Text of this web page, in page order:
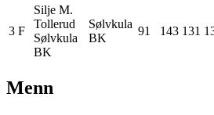
3 F
Silje M.
Tollerud
Sølvkula
BK
Sølvkula
BK
91 143 131
Menn